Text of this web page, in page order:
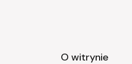
O witrynie